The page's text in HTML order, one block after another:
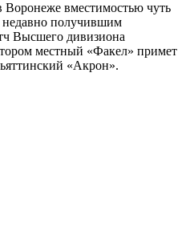
вместимостью чуть
недавно получившим
Высшего дивизиона
местный «Факел» примет
«Акрон».